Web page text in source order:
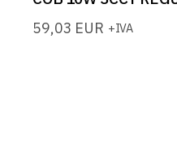
59,03 EUR +IVA